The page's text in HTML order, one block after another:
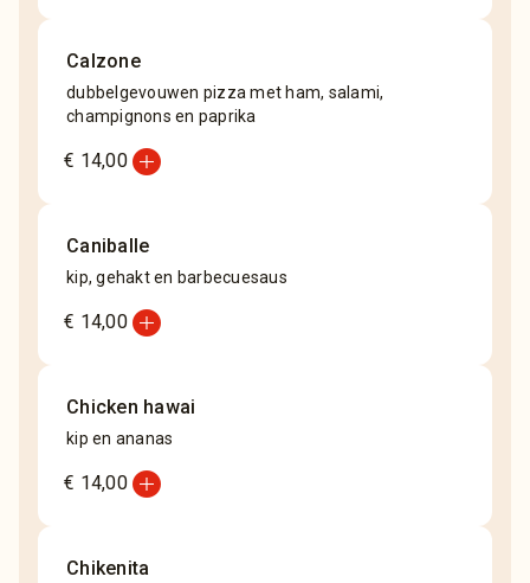
Calzone
dubbelgevouwen pizza met ham, salami,
champignons en paprika
€ 14,00add_circle
Caniballe
kip, gehakt en barbecuesaus
€ 14,00add_circle
Chicken hawai
kip en ananas
€ 14,00add_circle
Chikenita